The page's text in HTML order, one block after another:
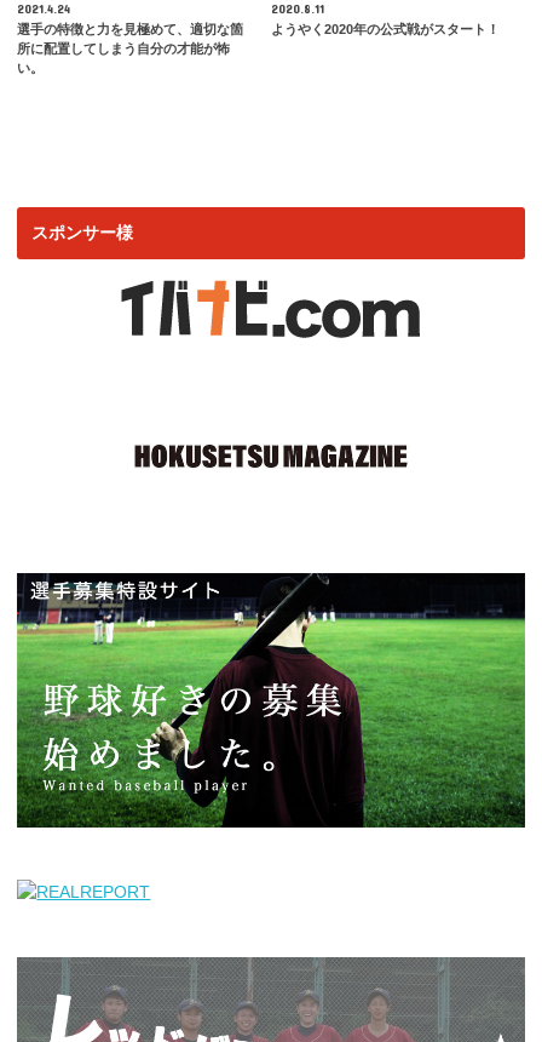
2021.4.24
選手の特徴と力を見極めて、適切な箇
所に配置してしまう自分の才能が怖
い。
2020.8.11
ようやく2020年の公式戦がスタート！
スポンサー様